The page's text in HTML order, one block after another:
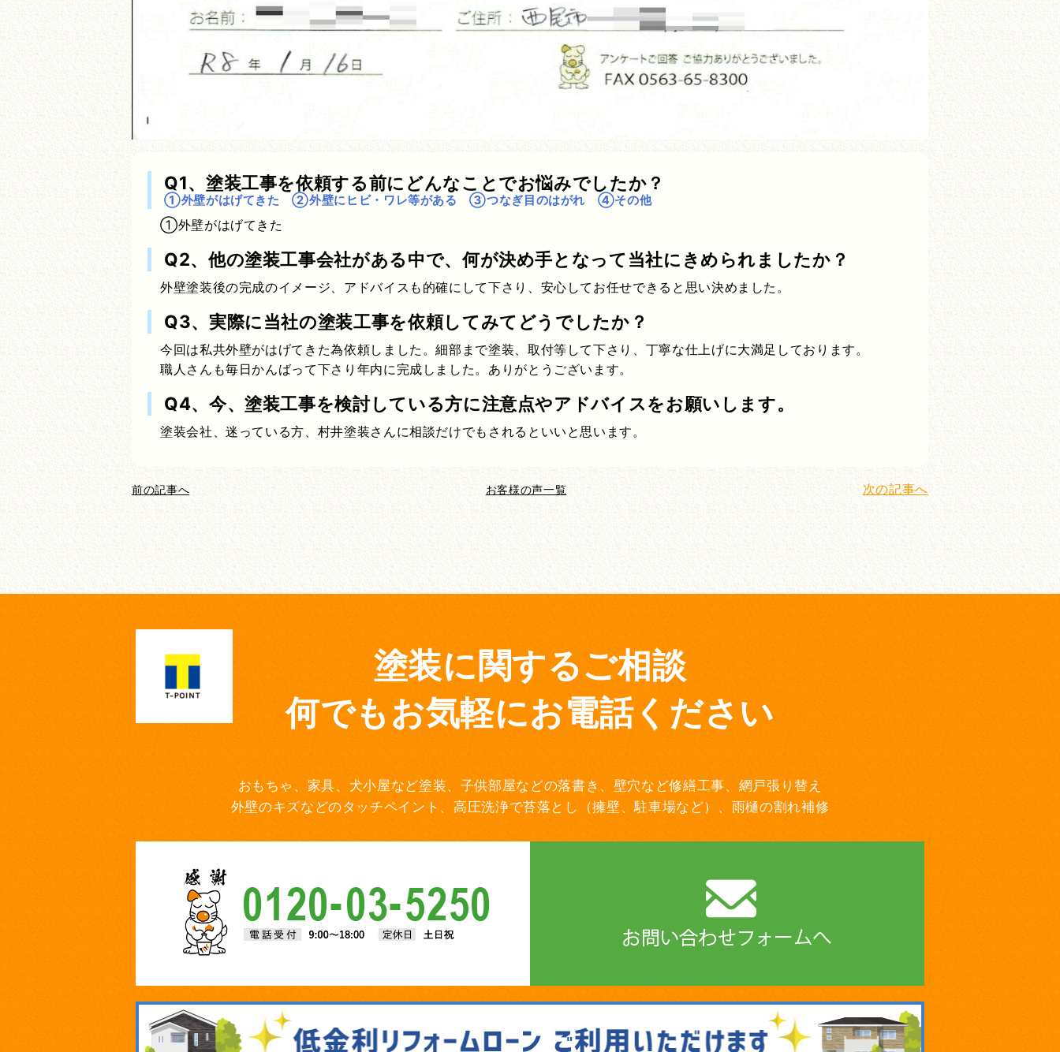
Q1、塗装工事を依頼する前にどんなことでお悩みでしたか？
①外壁がはげてきた ②外壁にヒビ・ワレ等がある ③つなぎ目のはがれ ④その他
①外壁がはげてきた
Q2、他の塗装工事会社がある中で、何が決め手となって当社にきめられましたか？
外壁塗装後の完成のイメージ、アドバイスも的確にして下さり、安心してお任せできると思い決めました。
Q3、実際に当社の塗装工事を依頼してみてどうでしたか？
今回は私共外壁がはげてきた為依頼しました。細部まで塗装、取付等して下さり、丁寧な仕上げに大満足しております。
職人さんも毎日かんばって下さり年内に完成しました。ありがとうございます。
Q4、今、塗装工事を検討している方に注意点やアドバイスをお願いします。
塗装会社、迷っている方、村井塗装さんに相談だけでもされるといいと思います。
前の記事へ お客様の声一覧 次の記事へ
塗装に関するご相談
何でもお気軽にお電話ください
おもちゃ、家具、犬小屋など塗装、子供部屋などの落書き、壁穴など修繕工事、網戸張り替え
外壁のキズなどのタッチペイント、高圧洗浄で苔落とし（擁壁、駐車場など）、雨樋の割れ補修